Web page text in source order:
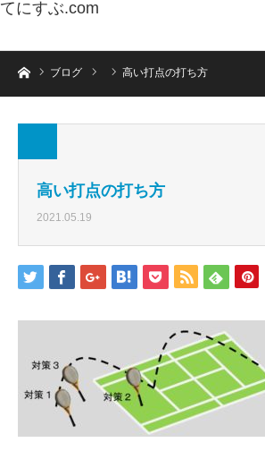
てにすぶ.com
ホームブログ 高い打点の打ち方
高い打点の打ち方
2021.05.19